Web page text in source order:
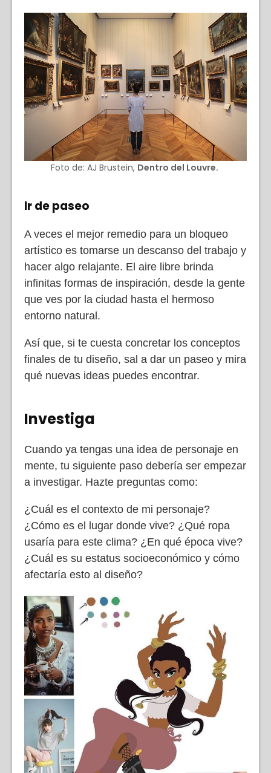
Foto de: AJ Brustein, Dentro del Louvre.
Ir de paseo
A veces el mejor remedio para un bloqueo
artístico es tomarse un descanso del trabajo y
hacer algo relajante. El aire libre brinda
infinitas formas de inspiración, desde la gente
que ves por la ciudad hasta el hermoso
entorno natural.
Así que, si te cuesta concretar los conceptos
finales de tu diseño, sal a dar un paseo y mira
qué nuevas ideas puedes encontrar.
Investiga
Cuando ya tengas una idea de personaje en
mente, tu siguiente paso debería ser empezar
a investigar. Hazte preguntas como:
¿Cuál es el contexto de mi personaje?
¿Cómo es el lugar donde vive? ¿Qué ropa
usaría para este clima? ¿En qué época vive?
¿Cuál es su estatus socioeconómico y cómo
afectaría esto al diseño?